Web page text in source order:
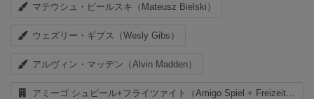
マテウシュ・ビールスキ（Mateusz Bielski）
ウェズリー・ギブス（Wesly Gibs）
アルヴィン・マッデン（Alvin Madden）
アミーゴ シュピール+フライツァイト（Amigo Spiel + Freizeit GmbH）